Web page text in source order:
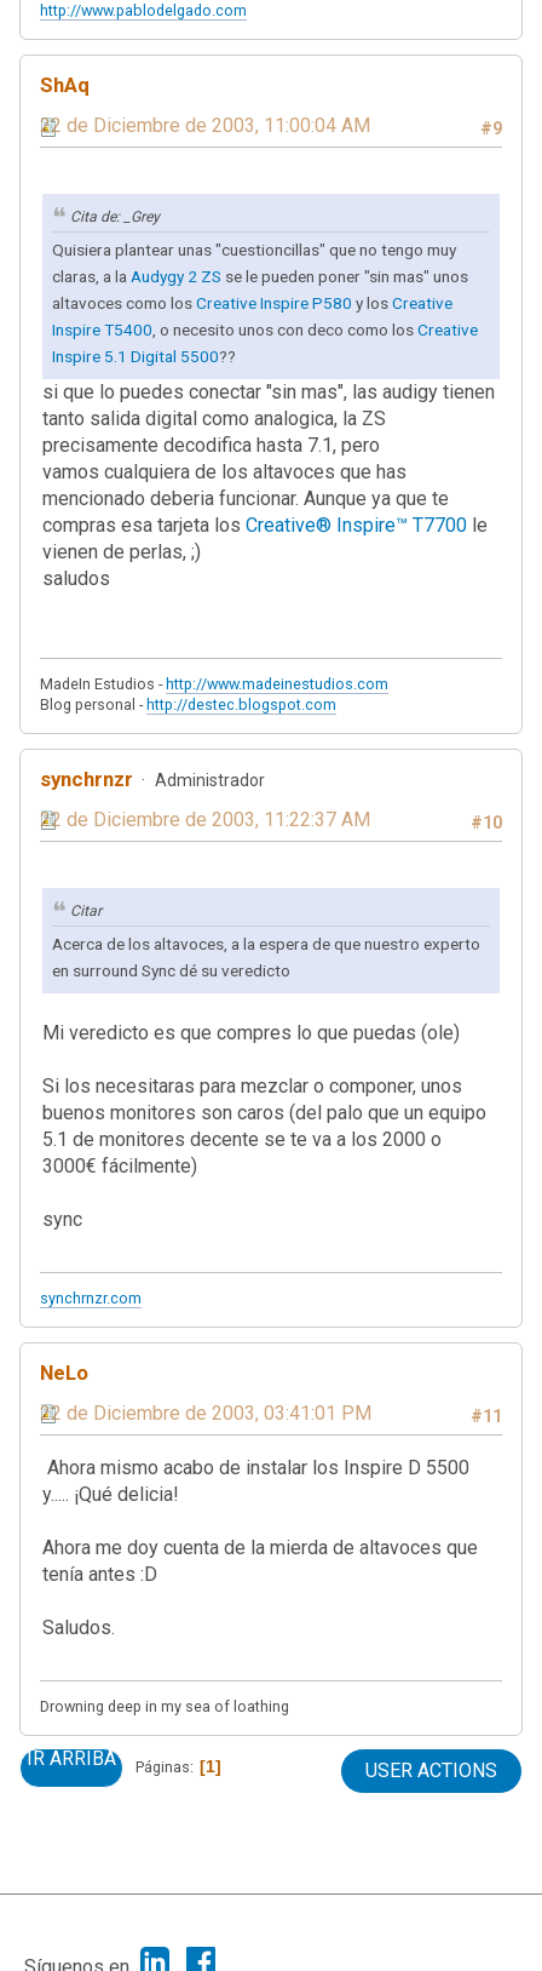
http://www.pablodelgado.com
ShAq
#9
22 de Diciembre de 2003, 11:00:04 AM
Cita de: _Grey
Quisiera plantear unas "cuestioncillas" que no tengo muy
claras, a la Audygy 2 ZS se le pueden poner "sin mas" unos
altavoces como losCreative Inspire P580 y losCreative
Inspire T5400 , o necesito unos con deco como losCreative
Inspire 5.1 Digital 5500??
si que lo puedes conectar "sin mas", las audigy tienen
tanto salida digital como analogica, la ZS
precisamente decodifica hasta 7.1, pero
vamos cualquiera de los altavoces que has
mencionado deberia funcionar. Aunque ya que te
compras esa tarjeta los Creative® Inspire™ T7700 le
vienen de perlas, ;)
saludos
MadeIn Estudios - http://www.madeinestudios.com
Blog personal - http://destec.blogspot.com
synchrnzr Administrador
#10
22 de Diciembre de 2003, 11:22:37 AM
Citar
Acerca de los altavoces, a la espera de que nuestro experto
en surround Sync dé su veredicto
Mi veredicto es que compres lo que puedas (ole)
Si los necesitaras para mezclar o componer, unos
buenos monitores son caros (del palo que un equipo
5.1 de monitores decente se te va a los 2000 o
3000€ fácilmente)
sync
synchrnzr.com
NeLo
#11
22 de Diciembre de 2003, 03:41:01 PM
Ahora mismo acabo de instalar los Inspire D 5500
y..... ¡Qué delicia!
Ahora me doy cuenta de la mierda de altavoces que
tenía antes :D
Saludos.
Drowning deep in my sea of loathing
IR ARRIBA Páginas 1 USER ACTIONS